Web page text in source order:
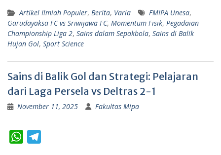
Artikel Ilmiah Populer, Berita, Varia FMIPA Unesa,
Garudayaksa FC vs Sriwijawa FC, Momentum Fisik, Pegadaian
Championship Liga 2, Sains dalam Sepakbola, Sains di Balik
Hujan Gol, Sport Science
Sains di Balik Gol dan Strategi: Pelajaran
dari Laga Persela vs Deltras 2-1
November 11, 2025 Fakultas Mipa
W